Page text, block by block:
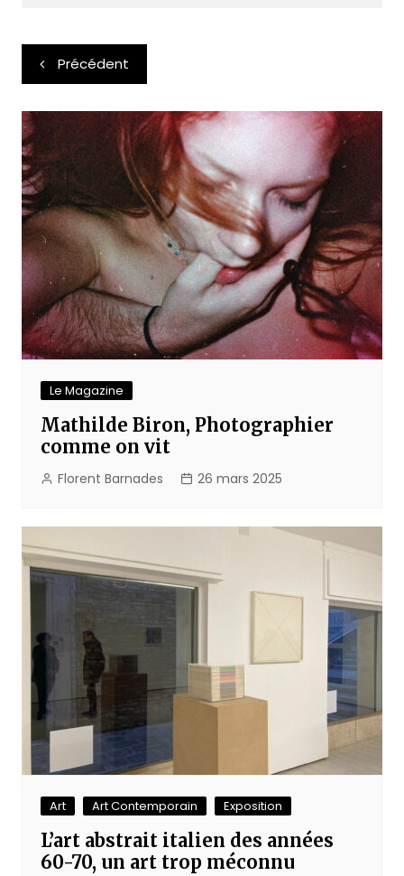
Navigation
de
l’article
Précédent
Le Magazine
Mathilde Biron, Photographier
comme on vit
Florent Barnades 26 mars 2025
Art Art Contemporain Exposition
L’art abstrait italien des années
60-70, un art trop méconnu